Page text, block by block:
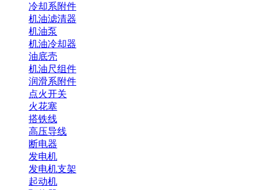
冷却系附件
机油滤清器
机油泵
机油冷却器
油底壳
机油尺组件
润滑系附件
点火开关
火花塞
搭铁线
高压导线
断电器
发电机
发电机支架
起动机